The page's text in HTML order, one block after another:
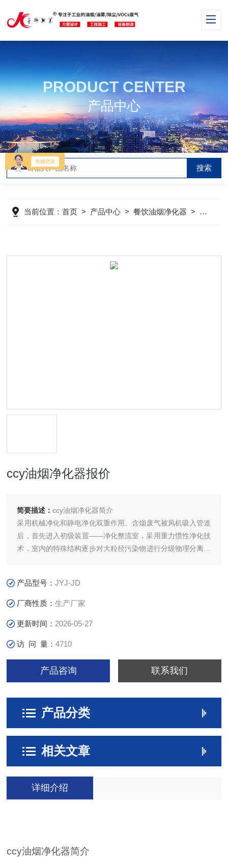
PRODUCT CENTER
产品中心
当前位置：首页 > 产品中心 >餐饮油烟净化器 > 高效油
ccy油烟净化器报价
简要描述：ccy油烟净化器简介
采用机械净化和静电净化双重作用。含烟废气被风机吸入管道
后，首先进入初级装置——净化整流室，采用重力惯性净化技
术，室内的特殊结构逐步对大粒径污染物进行分级物理分离，
场，静电场内部分两级，*级为电离器，强电场使微粒荷电，
成为带电微粒，这些带电微粒到达第二级集尘器后立刻被收
产品型号：JYJ-JD
厂商性质：生产厂家
更新时间： 2026-05-27
访 问 量：4710
产品咨询 联系我们
产品分类
相关文章
详细介绍
ccy油烟净化器简介